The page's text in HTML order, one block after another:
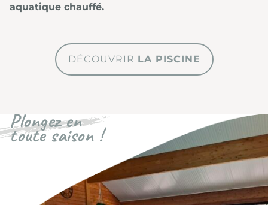
aquatique chauffé.
DÉCOUVRIR LA PISCINE
Plongez en
toute saison !